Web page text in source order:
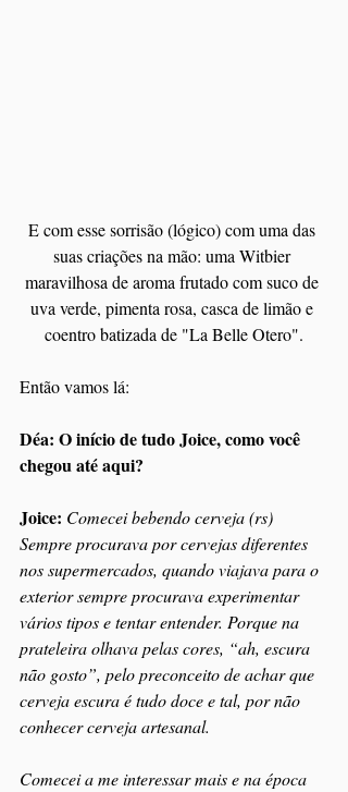
E com esse sorrisão (lógico) com uma das
suas criações na mão: uma Witbier
maravilhosa de aroma frutado com suco de
uva verde, pimenta rosa, casca de limão e
coentro batizada de "La Belle Otero".
Então vamos lá:
Déa: O início de tudo Joice, como você
chegou até aqui?
Joice: Comecei bebendo cerveja (rs)
Sempre procurava por cervejas diferentes
nos supermercados, quando viajava para o
exterior sempre procurava experimentar
vários tipos e tentar entender. Porque na
prateleira olhava pelas cores, “ah, escura
não gosto”, pelo preconceito de achar que
cerveja escura é tudo doce e tal, por não
conhecer cerveja artesanal.
Comecei a me interessar mais e na época